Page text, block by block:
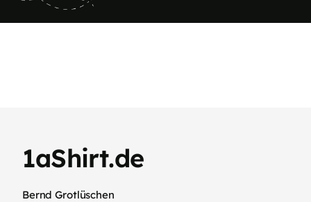
1aShirt.de
Bernd Grotlüschen